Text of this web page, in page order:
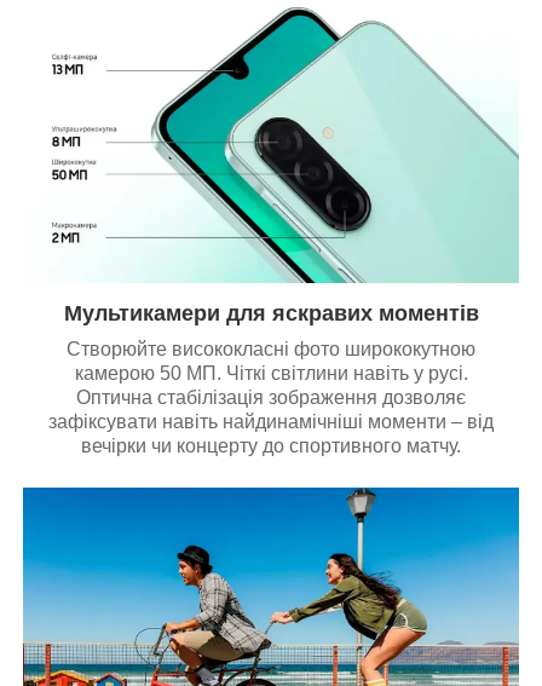
Мультикамери для яскравих моментів
Створюйте висококласні фото ширококутною
камерою 50 МП. Чіткі світлини навіть у русі.
Оптична стабілізація зображення дозволяє
зафіксувати навіть найдинамічніші моменти – від
вечірки чи концерту до спортивного матчу.